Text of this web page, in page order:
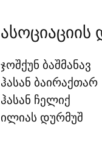
ასოციაციის
ჯოშქუნ ბაშმანავ
ჰასან ბაირაქთარ
ჰასან ჩელიქ
ილიას დურმუშ